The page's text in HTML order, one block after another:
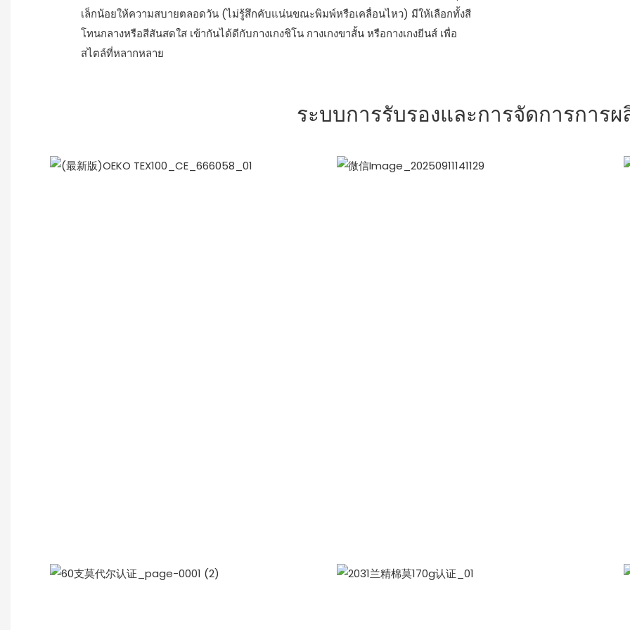
เล็กน้อยให้ความสบายตลอดวัน (ไม่รู้สึกคับแน่นขณะพิมพ์หรือเคลื่อนไหว) มีให้เลือกทั้งสี
โทนกลางหรือสีสันสดใส เข้ากันได้ดีกับกางเกงชิโน กางเกงขาสั้น หรือกางเกงยีนส์ เพื่อ
สไตล์ที่หลากหลาย
ระบบการรับรองและการจัดการการผ